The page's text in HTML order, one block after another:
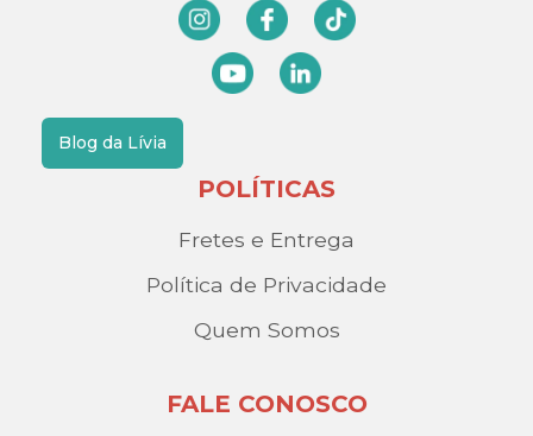
Blog da Lívia
POLÍTICAS
Fretes e Entrega
Política de Privacidade
Quem Somos
FALE CONOSCO